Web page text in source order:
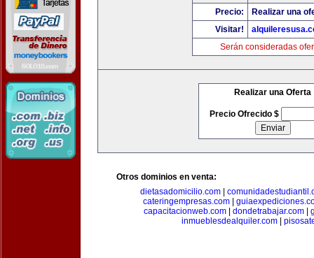
Precio:
Realizar una
Visitar!
Serán consideradas
Realizar una Oferta
Precio Ofrecido $
Otros dominios en venta:
dietasadomicilio.com
cateringempresas.com|
capacitacionweb.com
dondetrabajar.com
inmueblesdealquiler.com